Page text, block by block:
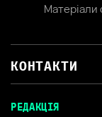
Матеріали
КОНТАКТИ
РЕДАКЦІЯ